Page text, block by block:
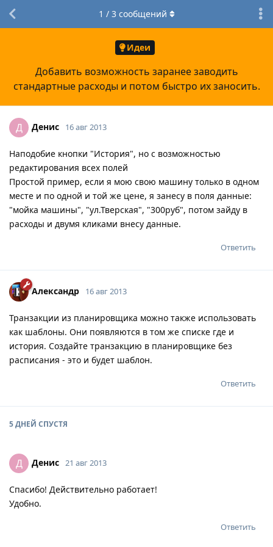
Идеи
Добавить возможность заранее заводить
стандартные расходы и потом быстро их заносить.
1 / 3 сообщений
Д Денис 16 авг 2013
Наподобие кнопки "История", но с возможностью
редактирования всех полей
Простой пример, если я мою свою машину только в одном
месте и по одной и той же цене, я занесу в поля данные:
"мойка машины", "ул.Тверская", "300руб", потом зайду в
расходы и двумя кликами внесу данные.
Ответить
Александр 16 авг 2013
Транзакции из планировщика можно также использовать
как шаблоны. Они появляются в том же списке где и
история. Создайте транзакцию в планировщике без
расписания - это и будет шаблон.
Ответить
5 ДНЕЙ СПУСТЯ
Д Денис 21 авг 2013
Спасибо! Действительно работает!
Удобно.
Ответить